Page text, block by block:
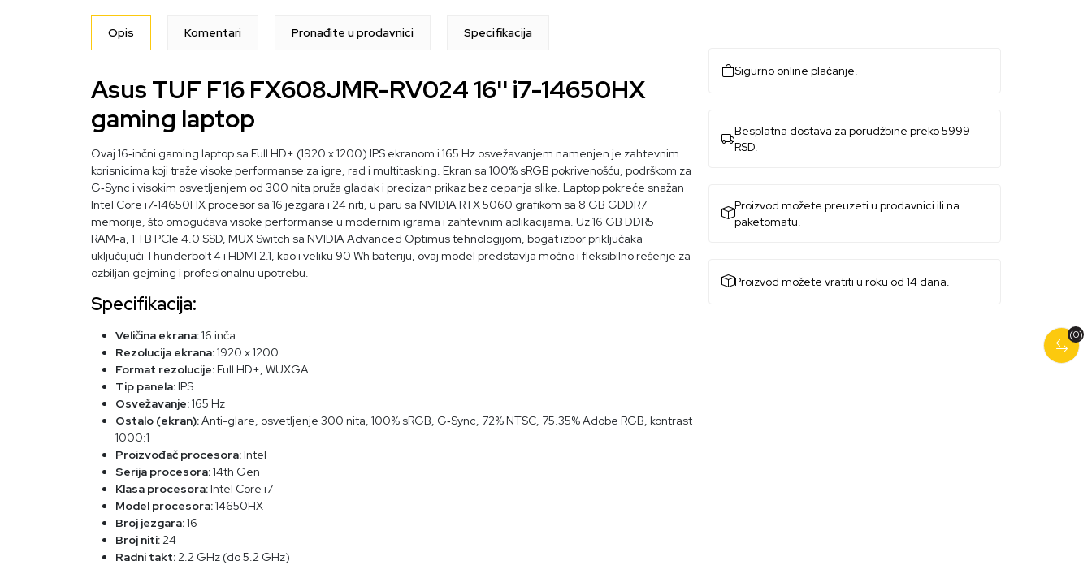
(0)
Opis Komentari Pronađite u prodavnici Specifikacija
Asus TUF F16 FX608JMR-RV024 16'' i7-14650HX
gaming laptop
Ovaj 16‑inčni gaming laptop sa Full HD+ (1920 x 1200) IPS ekranom i 165 Hz osvežavanjem namenjen je zahtevnim
korisnicima koji traže visoke performanse za igre, rad i multitasking. Ekran sa 100% sRGB pokrivenošću, podrškom za
G‑Sync i visokim osvetljenjem od 300 nita pruža gladak i precizan prikaz bez cepanja slike. Laptop pokreće snažan
Intel Core i7‑14650HX procesor sa 16 jezgara i 24 niti, u paru sa NVIDIA RTX 5060 grafikom sa 8 GB GDDR7
memorije, što omogućava visoke performanse u modernim igrama i zahtevnim aplikacijama. Uz 16 GB DDR5
RAM‑a, 1 TB PCIe 4.0 SSD, MUX Switch sa NVIDIA Advanced Optimus tehnologijom, bogat izbor priključaka
uključujući Thunderbolt 4 i HDMI 2.1, kao i veliku 90 Wh bateriju, ovaj model predstavlja moćno i fleksibilno rešenje za
ozbiljan gejming i profesionalnu upotrebu.
Specifikacija:
Veličina ekrana:16 inča
Rezolucija ekrana:1920 x 1200
Format rezolucije: Full HD+, WUXGA
Tip panela: IPS
Osvežavanje:165 Hz
Ostalo (ekran):Anti-glare, osvetljenje 300 nita, 100% sRGB, G‑Sync, 72% NTSC, 75.35% Adobe RGB, kontrast
1000:1
Proizvođač procesora: Intel
Serija procesora:14th Gen
Klasa procesora: Intel Core i7
Model procesora:14650HX
Broj jezgara:16
Broj niti: 24
Radni takt: 2.2 GHz (do 5.2 GHz)
Sigurno online plaćanje.
Besplatna dostava za porudžbine preko 5999
RSD.
Proizvod možete preuzeti u prodavnici ili na
paketomatu.
Proizvod možete vratiti u roku od 14 dana.